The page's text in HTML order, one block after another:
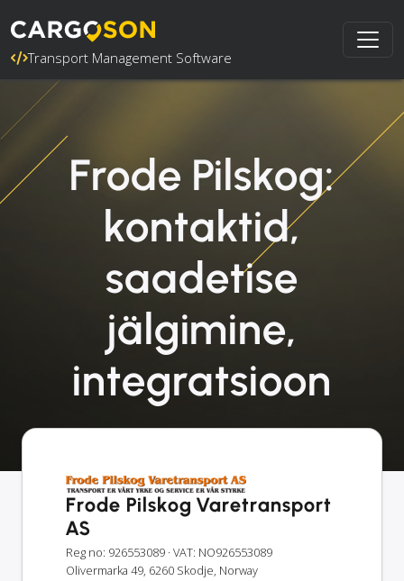
Transport Management Software
Frode Pilskog:
kontaktid,
saadetise
jälgimine,
integratsioon
Frode Pilskog Varetransport
AS
Reg no: 926553089 · VAT: NO926553089
Olivermarka 49, 6260 Skodje, Norway